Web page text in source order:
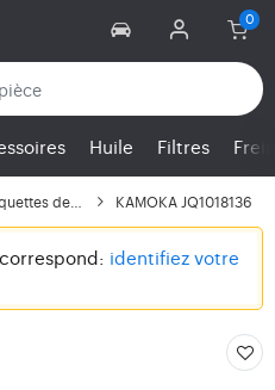
Huile Filtres
KAMOKA JQ1018136
identifiez votre